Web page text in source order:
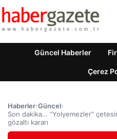
Güncel Haberler
Çerez
Haberler›Güncel›
Son dakika… “Yolyemezler”
gözaltı kararı